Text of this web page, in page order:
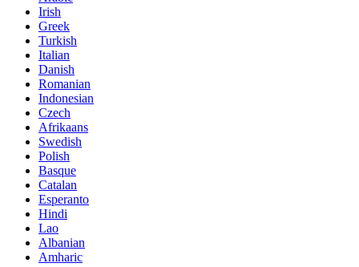
Irish
Greek
Turkish
Italian
Danish
Romanian
Indonesian
Czech
Afrikaans
Swedish
Polish
Basque
Catalan
Esperanto
Hindi
Lao
Albanian
Amharic